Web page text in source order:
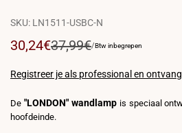
SKU: LN1511-USBC-N
Reguliere
37,99€
Verkoopprijs
30,24€
PRIJS
/VOOR
Btw inbegrepen
Registreer je als professional en
De "LONDON" wandlampis speciaal
hoofdeinde.